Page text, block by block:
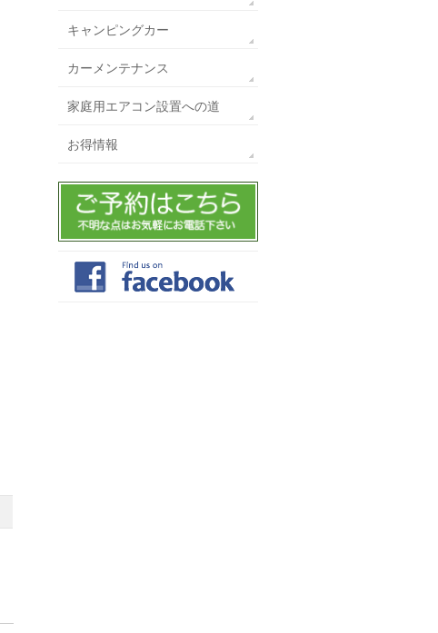
キャンピングカー
カーメンテナンス
家庭用エアコン設置への道
お得情報